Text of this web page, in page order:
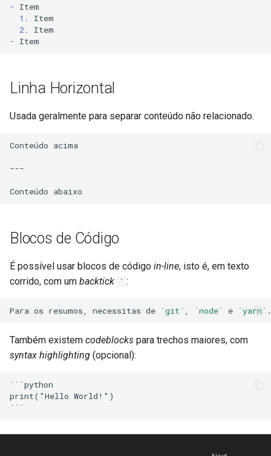
-
1.
2.
-
Linha Horizontal
Usada geralmente para separar conteúdo não relacionado.
Conteúdo acima
---
Blocos de Código
É possível usar blocos de código in-line, isto é, em texto
corrido, com um backtick ` :
Para os resumos, necessitas de `git` `node` e `yarn`
Também existem codeblocks para trechos maiores, com
syntax highlighting (opcional):
```python
print("Hello World!")